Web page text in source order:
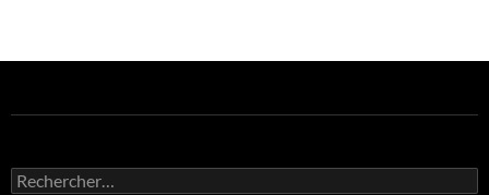
Rechercher :